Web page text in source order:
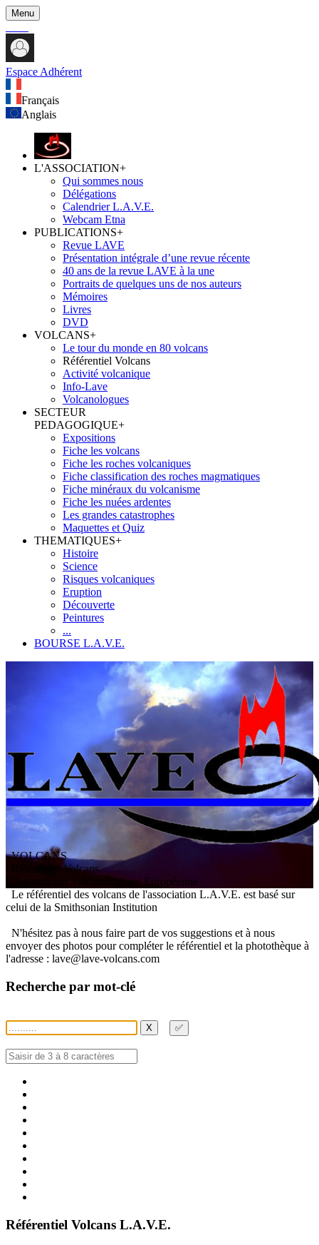
Menu
Espace Adhérent
Français
Anglais
L'ASSOCIATION+
Qui sommes nous
Délégations
Calendrier L.A.V.E.
Webcam Etna
PUBLICATIONS+
Revue LAVE
Présentation intégrale d’une revue récente
40 ans de la revue LAVE à la une
Portraits de quelques uns de nos auteurs
Mémoires
Livres
DVD
VOLCANS+
Le tour du monde en 80 volcans
Référentiel Volcans
Activité volcanique
Info-Lave
Volcanologues
SECTEUR
PEDAGOGIQUE+
Expositions
Fiche les volcans
Fiche les roches volcaniques
Fiche classification des roches magmatiques
Fiche minéraux du volcanisme
Fiche les nuées ardentes
Les grandes catastrophes
Maquettes et Quiz
THEMATIQUES+
Histoire
Science
Risques volcaniques
Eruption
Découverte
Peintures
...
BOURSE L.A.V.E.
VOLCANS
/ Référentiel Volcans
ssociation V olcanologiqueEuropéenne
Le référentiel des volcans de l'association L.A.V.E. est basé sur
celui de la Smithsonian Institution
N'hésitez pas à nous faire part de vos suggestions et à nous
envoyer des photos pour compléter le référentiel et la photothèque à
l'adresse : lave@lave-volcans.com
Recherche par mot-clé
X ✅
Référentiel Volcans L.A.V.E.